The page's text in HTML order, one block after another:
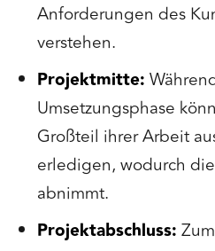
Anforderungen des
verstehen.
Projektmitte:
Umsetzungsphase
Großteil ihrer Arbeit
erledigen, wodurch
abnimmt.
Projektabschluss: